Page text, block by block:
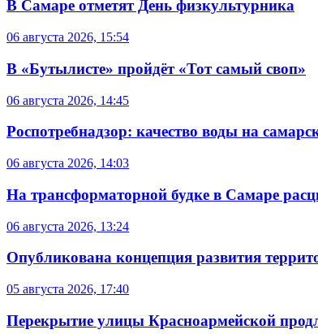
В Самаре отметят День физкультурника
06 августа 2026, 15:54
В «Бутылисте» пройдёт «Тот самый своп»
06 августа 2026, 14:45
Роспотребнадзор: качество воды на
06 августа 2026, 14:03
На трансформаторной будке в Самаре
06 августа 2026, 13:24
Опубликована концепция развития
05 августа 2026, 17:40
Перекрытие улицы Красноармейской